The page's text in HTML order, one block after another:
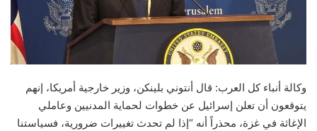
وكالة أنباء كل العرب: قال أنتوني بلينكن، وزير خارجية أمريكا، إنهم
يتوقعون أن تعلن إسرائيل عن خطوات لحماية المدنيين وعاملي
الإغاثة في غزة، محذراً أنه “إذا لم تحدث تغييرات ضرورية، فسياستنا